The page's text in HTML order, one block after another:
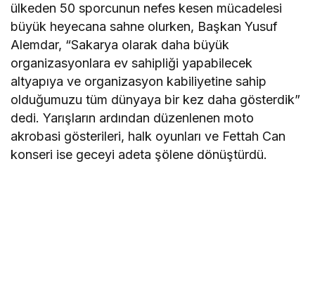
ülkeden 50 sporcunun nefes kesen mücadelesi
büyük heyecana sahne olurken, Başkan Yusuf
Alemdar, “Sakarya olarak daha büyük
organizasyonlara ev sahipliği yapabilecek
altyapıya ve organizasyon kabiliyetine sahip
olduğumuzu tüm dünyaya bir kez daha gösterdik”
dedi. Yarışların ardından düzenlenen moto
akrobasi gösterileri, halk oyunları ve Fettah Can
konseri ise geceyi adeta şölene dönüştürdü.